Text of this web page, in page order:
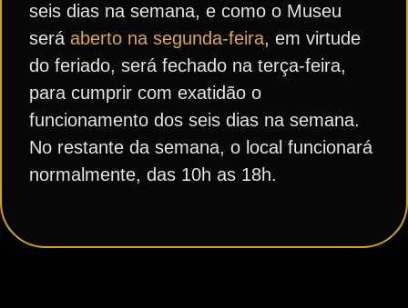
seis dias na semana, e como o Museu
será aberto na segunda-feira, em virtude
do feriado, será fechado na terça-feira,
para cumprir com exatidão o
funcionamento dos seis dias na semana.
No restante da semana, o local funcionará
normalmente, das 10h as 18h.